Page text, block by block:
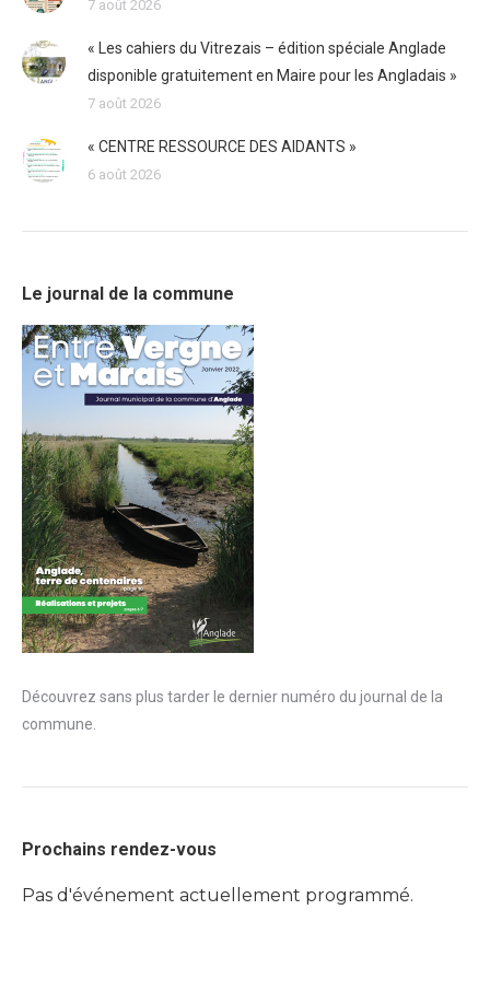
7 août 2026
« Les cahiers du Vitrezais – édition spéciale Anglade
disponible gratuitement en Maire pour les Angladais »
7 août 2026
« CENTRE RESSOURCE DES AIDANTS »
6 août 2026
Le journal de la commune
Découvrez sans plus tarder le dernier numéro du journal de la
commune.
Prochains rendez-vous
Pas d'événement actuellement programmé.